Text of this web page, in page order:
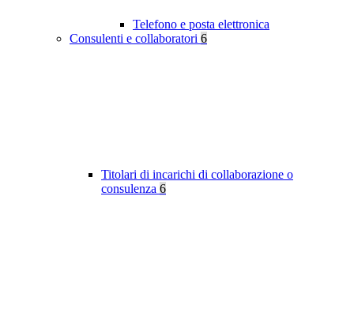
Telefono e posta elettronica
Consulenti e collaboratori 6
Titolari di incarichi di collaborazione o
consulenza 6